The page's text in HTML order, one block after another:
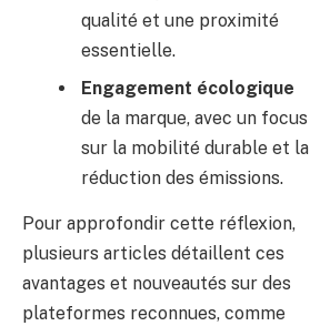
qualité et une proximité
essentielle.
Engagement écologique
de la marque, avec un focus
sur la mobilité durable et la
réduction des émissions.
Pour approfondir cette réflexion,
plusieurs articles détaillent ces
avantages et nouveautés sur des
plateformes reconnues, comme